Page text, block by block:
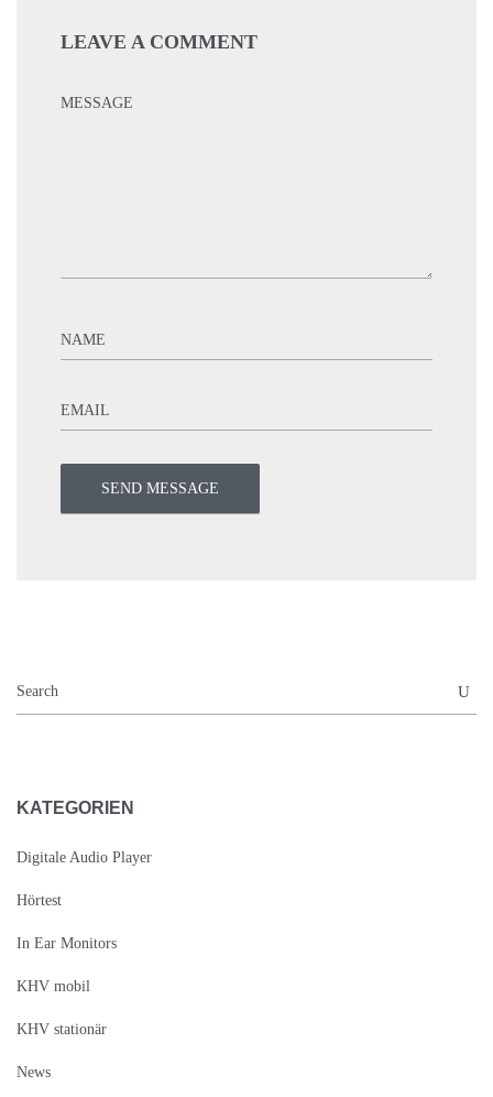
LEAVE A COMMENT
KATEGORIEN
Digitale Audio Player
Hörtest
In Ear Monitors
KHV mobil
KHV stationär
News